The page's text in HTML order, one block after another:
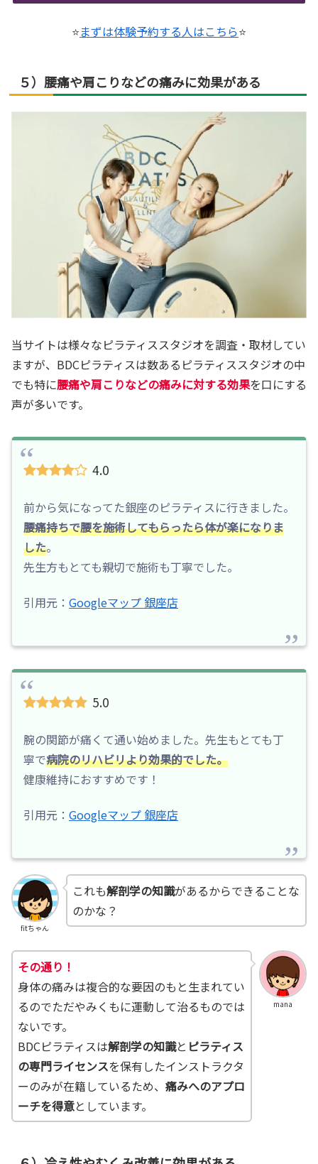
⭐まずは体験予約する人はこちら⭐
５）腰痛や肩こりなどの痛みに効果がある
当サイトは様々なピラティススタジオを調査・取材してい
ますが、BDCピラティスは数あるピラティススタジオの中
でも特に腰痛や肩こりなどの痛みに対する効果を口にする
声が多いです。
4.0
前から気になってた銀座のピラティスに行きました。
腰痛持ちで腰を施術してもらったら体が楽になりま
した。
先生方もとても親切で施術も丁寧でした。
引用元： Googleマップ 銀座店
5.0
腕の関節が痛くて通い始めました。先生もとても丁
寧で病院のリハビリより効果的でした。
健康維持におすすめです！
引用元： Googleマップ 銀座店
fitちゃん
これも解剖学の知識があるからできることな
のかな？
mana
その通り！
身体の痛みは複合的な要因のもと生まれてい
るのでただやみくもに運動して治るものでは
ないです。
BDCピラティスは解剖学の知識と ピラティス
の専門ライセンスを保有したインストラクタ
ーのみが在籍しているため、 痛みへのアプロ
ーチを得意としています。